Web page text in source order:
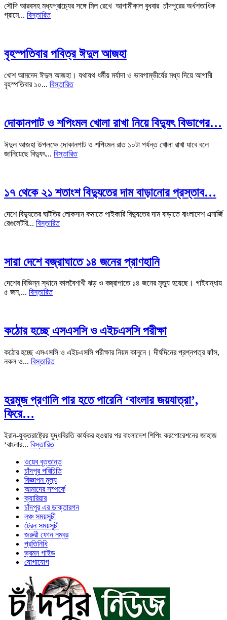
সৌদি আরবসহ মধ্যপ্রাচ্যের সঙ্গে মিল রেখে আগামীকাল বুধবার চাঁদপুরের অর্ধশতাধিক
গ্রামে... বিস্তারিত
বৃহস্পতিবার পবিত্র ঈদুল আজহা
খোশ আমদেদ ঈদুল আজহা। যথাযথ ধর্মীয় মর্যাদা ও ভাবগাম্ভীর্যের মধ্য দিয়ে আগামী
বৃহস্পতিবার ১০... বিস্তারিত
দোকানপাট ও শপিংমল খোলা রাখা নিয়ে বিদ্যুৎ বিভাগের…
ঈদুল আজহা উপলক্ষে দোকানপাট ও শপিংমল রাত ১০টা পর্যন্ত খোলা রাখা যাবে বলে
জানিয়েছে বিদ্যুৎ... বিস্তারিত
১৭ থেকে ২১ শতাংশ বিদ্যুতের দাম বাড়ানোর প্রস্তাব…
দেশে বিদ্যুতের ঘাটতির লোকসান কমাতে পাইকারি বিদ্যুতের দাম বাড়াতে বাংলাদেশ এনার্জি
রেগুলেটরি... বিস্তারিত
সারা দেশে বজ্রাঘাতে ১৪ জনের প্রাণহানি
দেশের বিভিন্ন স্থানে কালবৈশাখী ঝড় ও বজ্রাপাতে ১৪ জনের মৃত্যু হয়েছে। গাইবান্ধায়
৫ জন,... বিস্তারিত
কঠোর হচ্ছে এসএসসি ও এইচএসসি পরীক্ষা
কঠোর হচ্ছে এসএসসি ও এইচএসসি পরীক্ষার নিয়ম কানুনে। দীর্ঘদিনের প্রশ্নপত্র ফাঁস,
নকল ও... বিস্তারিত
হরমুজ প্রণালি পার হতে পারেনি ‘বাংলার জয়যাত্রা’,
ফিরে…
ইরান-যুক্তরাষ্ট্রের যুদ্ধবিরতি কার্যকর হওয়ার পর বাংলাদেশ শিপিং করপোরেশনের জাহাজ
‘বাংলার... বিস্তারিত
ওয়েব বৃত্তান্ত
চাঁদপুর পরিচিতি
বিজ্ঞাপন মুল্য
আমাদের সম্পর্কে
ক্যারিয়ার
চাঁদপুর এর ডাক্তারগন
লঞ্চ সময়সূচী
ট্রেন সময়সূচী
জরুরী ফোন নম্বর
প্রতিনিধি
ভ্রমন গাইড
যোগাযোগ